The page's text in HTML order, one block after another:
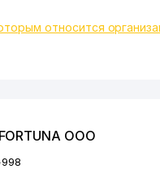
относится
FORTUNA ООО